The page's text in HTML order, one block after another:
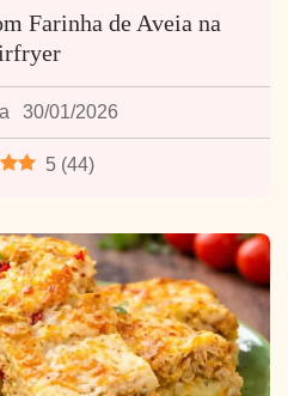
Farinha de Aveia na
30/01/2026
5 (44)